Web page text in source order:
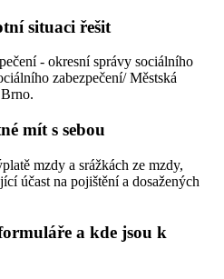
situaci řešit
- okresní správy sociálního
zabezpečení/ Městská
mít s sebou
mzdy a srážkách ze mzdy,
účast na pojištění a dosažených
a kde jsou k